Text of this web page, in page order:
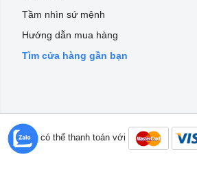
Tầm nhìn sứ mệnh
Hướng dẫn mua hàng
Tìm cửa hàng gần bạn
Bạn có thể thanh toán với